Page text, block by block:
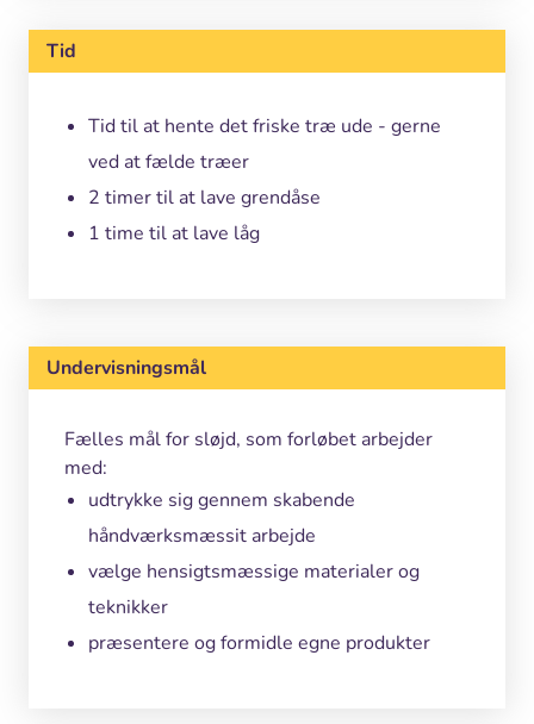
Tid
Tid til at hente det friske træ ude - gerne
ved at fælde træer
2 timer til at lave grendåse
1 time til at lave låg
Undervisningsmål
Fælles mål for sløjd, som forløbet arbejder
med:
udtrykke sig gennem skabende
håndværksmæssit arbejde
vælge hensigtsmæssige materialer og
teknikker
præsentere og formidle egne produkter